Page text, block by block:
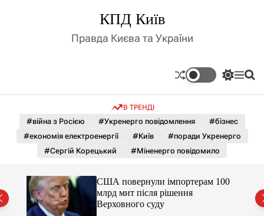
д
у
КПД Київ
Правда Києва та України
П
м
к
а
о
М П
В ТРЕНДІ
#війна з Росією #Укренерго повідомлення
#бізнес
#економія електроенергії
#Київ
#поради Укренерго
#Сергій Корецький
#Міненерго повідомило
США повернули імпортерам 100
млрд мит після рішення
Верховного суду